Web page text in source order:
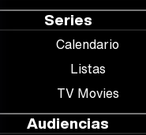
Series
Calendario
Listas
TV Movies
Audiencias